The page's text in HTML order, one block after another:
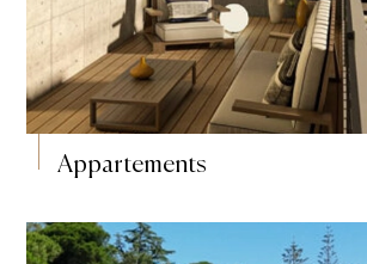
Appartements